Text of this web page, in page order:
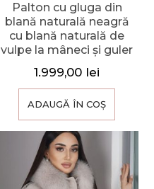
Palton cu gluga din
blană naturală neagră
cu blană naturală de
vulpe la mâneci și guler
1.999,00 lei
ADAUGĂ ÎN COȘ